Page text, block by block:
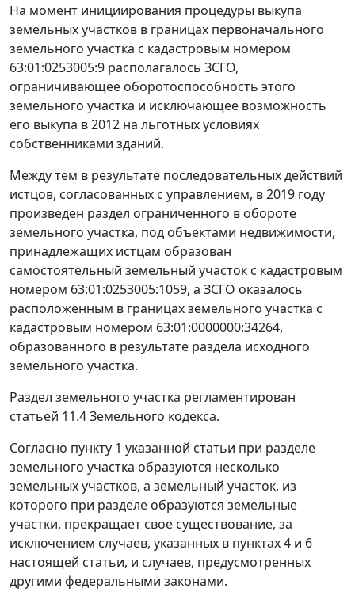
На момент инициирования процедуры выкупа
земельных участков в границах первоначального
земельного участка с кадастровым номером
63:01:0253005:9 располагалось ЗСГО,
ограничивающее оборотоспособность этого
земельного участка и исключающее возможность
его выкупа в 2012 на льготных условиях
собственниками зданий.
Между тем в результате последовательных действий
истцов, согласованных с управлением, в 2019 году
произведен раздел ограниченного в обороте
земельного участка, под объектами недвижимости,
принадлежащих истцам образован
самостоятельный земельный участок с кадастровым
номером 63:01:0253005:1059, а ЗСГО оказалось
расположенным в границах земельного участка с
кадастровым номером 63:01:0000000:34264,
образованного в результате раздела исходного
земельного участка.
Раздел земельного участка регламентирован
статьей 11.4 Земельного кодекса.
Согласно пункту 1 указанной статьи при разделе
земельного участка образуются несколько
земельных участков, а земельный участок, из
которого при разделе образуются земельные
участки, прекращает свое существование, за
исключением случаев, указанных в пунктах 4 и 6
настоящей статьи, и случаев, предусмотренных
другими федеральными законами.